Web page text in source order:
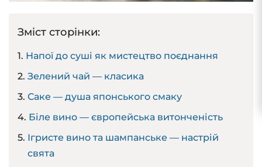
Зміст сторінки:
Напої до суші як мистецтво поєднання
Зелений чай — класика
Саке — душа японського смаку
Біле вино — європейська витонченість
Ігристе вино та шампанське — настрій
свята